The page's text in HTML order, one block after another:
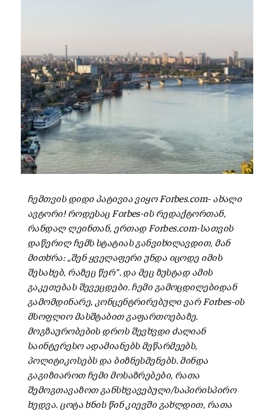
ჩემთვის დიდი პატივია ვიყო Forbes.com- ახალი
ავტორი! როდესაც Forbes-ის რედაქტორთან,
რანდალ ლეინთან, ერთად Forbes.com-სათვის
დაწერილ ჩემს სტატიას განვიხილავდით, მან
მითხრა: „შენ ყველაფერი უნდა იცოდე იმის
შესახებ, რაზეც წერ”. და მეც ზუსტად ამის
გაკეთებას შევეცდები. ჩემი გამოცდილებიდან
გამომდინარე, კონცენტრირებული ვარ Forbes-ის
მსოფლიო მასშტაბით გაფართოებაზე.
მოგზაურობების დროს შევხვდი ძალიან
საინტერესო ადამიანებს მეწარმეებს,
პოლიტიკოსებს და ბიზნესმენებს. მინდა
გაგიზიაროთ ჩემი მოსაზრებები, რათა
შემოგთავაზოთ განსხვავებული/საპირისპირო
ხედვა. ცოტა ხნის წინ კიევში გახლდით, რათა